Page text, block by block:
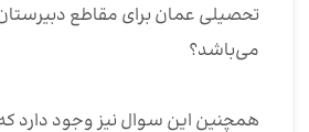
تحصیلی عمان برای مقاطع
می‌باشد؟
همچنین این سوال نیز وجود دارد